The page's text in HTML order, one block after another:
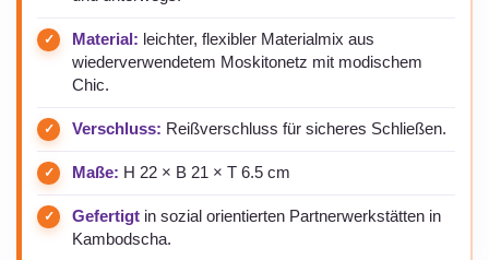
Material: leichter, flexibler Materialmix aus
wiederverwendetem Moskitonetz mit modischem
Chic.
Verschluss: Reißverschluss für sicheres Schließen.
Maße: H 22 × B 21 × T 6.5 cm
Gefertigt in sozial orientierten Partnerwerkstätten in
Kambodscha.